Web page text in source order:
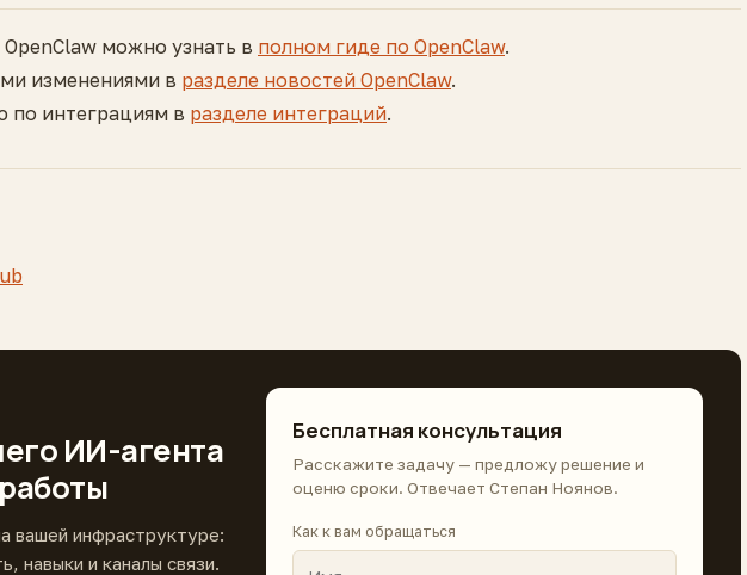
можно узнать в полном гиде по OpenClaw.
изменениями в разделе новостей OpenClaw.
по интеграциям в разделе интеграций.
ИИ-агента
вашей инфраструктуре:
навыки и каналы связи.
Бесплатная консультация
Расскажите задачу — предложу решение и
оценю сроки. Отвечает Степан Ноянов.
Как к вам обращаться